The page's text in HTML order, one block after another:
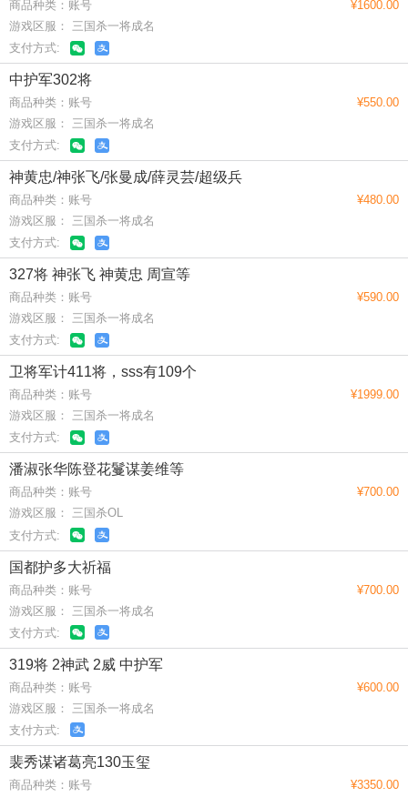
商品种类：账号
游戏区服： 三国杀一将成名
支付方式:
¥1600.00
中护军302将
商品种类：账号
游戏区服： 三国杀一将成名
支付方式:
¥550.00
神黄忠/神张飞/张曼成/薛灵芸/超级兵
商品种类：账号
游戏区服： 三国杀一将成名
支付方式:
¥480.00
327将 神张飞 神黄忠 周宣等
商品种类：账号
游戏区服： 三国杀一将成名
支付方式:
¥590.00
卫将军计411将，sss有109个
商品种类：账号
游戏区服： 三国杀一将成名
支付方式:
¥1999.00
潘淑张华陈登花鬘谋姜维等
商品种类：账号
游戏区服： 三国杀OL
支付方式:
¥700.00
国都护多大祈福
商品种类：账号
游戏区服： 三国杀一将成名
支付方式:
¥700.00
319将 2神武 2威 中护军
商品种类：账号
游戏区服： 三国杀一将成名
支付方式:
¥600.00
裴秀谋诸葛亮130玉玺
商品种类：账号
¥3350.00